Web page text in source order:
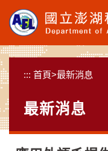
要
內
容
塊
::: 首頁>最新消息
最新消息